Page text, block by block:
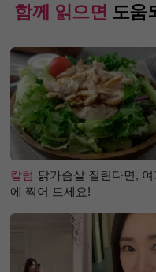
함께 읽으면 도움
칼럼 닭가슴살 질린다면, 여
에 찍어 드세요!